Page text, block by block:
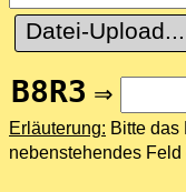
Datei-Upload...
B8R3 ⇒
Erläuterung: Bitte das
nebenstehendes